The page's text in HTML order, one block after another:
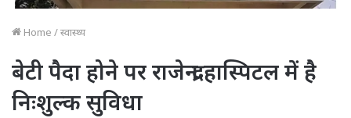
Home /स्वास्थ्य
बेटी पैदा होने पर राजेन्द्रा हास्पिटल में है
निःशुल्क सुविधा